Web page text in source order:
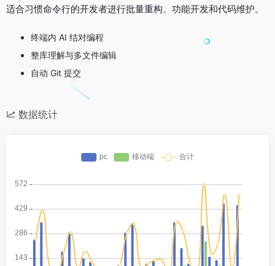
适合习惯命令行的开发者进行批量重构、功能开发和代码维护。
终端内 AI 结对编程
整库理解与多文件编辑
自动 Git 提交
数据统计